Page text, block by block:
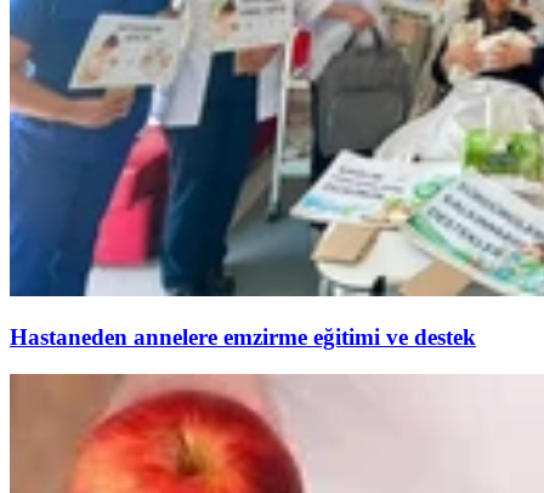
Hastaneden annelere emzirme eğitimi ve destek